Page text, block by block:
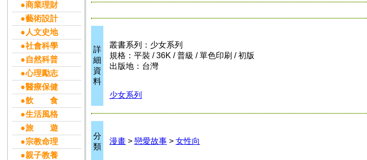
●商業理財
●藝術設計
●人文史地
●社會科學
●自然科普
●心理勵志
●醫療保健
●飲 食
●生活風格
●旅 遊
●宗教命理
●親子教養
詳
細
資
料
叢書系列：少女系列
規格：平裝 / 36K / 普級 / 單色印刷 / 初版
出版地：台灣
少女系列
分
類
漫畫 > 戀愛故事 > 女性向